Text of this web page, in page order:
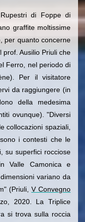
di Foppe di
graffite moltissime
per quanto concerne
prof. Ausilio Priuli che
Ferro, nel periodo di
Per il visitatore
da raggiungere (in
della medesima
ovunque). "Diversi
collocazioni spaziali,
i contesti che le
su superfici rocciose
Valle Camonica e
variano da
(Priuli, V Convegno
2020. La Triplice
si trova sulla roccia